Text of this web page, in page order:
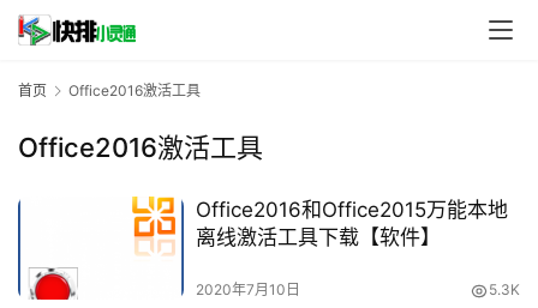
首页 Office2016激活工具
Office2016激活工具
Office2016和Office2015万能本地
离线激活工具下载【软件】
2020年7月10日 5.3K